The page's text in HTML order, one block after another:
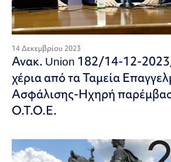
14 Δεκεμβρίου 2023
Ανακ. Union 182/14-12-
χέρια από τα Ταμεία
Ασφάλισης-Ηχηρή
Ο.Τ.Ο.Ε.